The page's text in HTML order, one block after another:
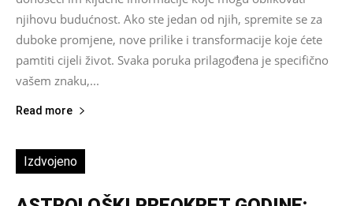
njihovu budućnost. Ako ste jedan od njih, spremite se za
duboke promjene, nove prilike i transformacije koje ćete
pamtiti cijeli život. Svaka poruka prilagođena je specifično
vašem znaku,...
Read more
Izdvojeno